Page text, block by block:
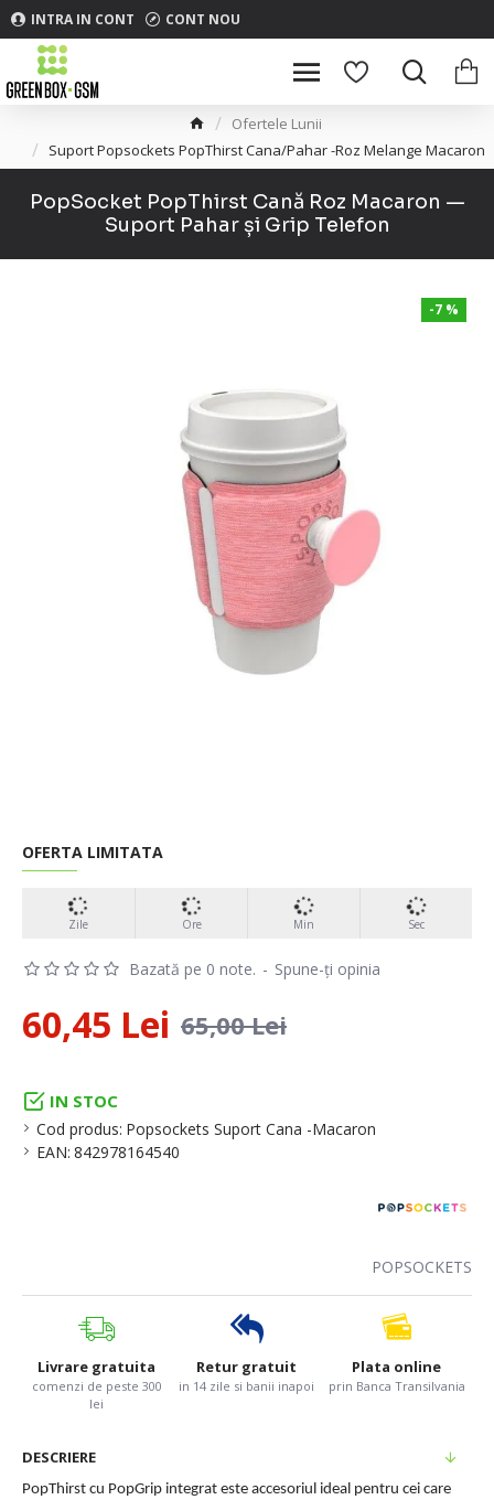
INTRA IN CONT CONT NOU
Ofertele Lunii
Suport Popsockets PopThirst Cana/Pahar -Roz Melange Macaron
PopSocket PopThirst Cană Roz Macaron —
Suport Pahar și Grip Telefon
-7 %
IN STOC
Cod produs: Popsockets Suport Cana -Macaron
EAN: 842978164540
POPSOCKETS
Bazată pe 0 note. - Spune-ţi opinia
OFERTA LIMITATA
Zile Ore Min Sec
60,45 Lei 65,00 Lei
Livrare gratuita
comenzi de peste 300
lei
Retur gratuit
in 14 zile si banii inapoi
Plata online
prin Banca Transilvania
DESCRIERE
PopThirst cu PopGrip integrat este accesoriul ideal pentru cei care